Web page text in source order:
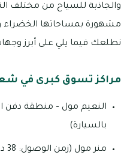
والجاذبة للسياح من مختلف
مشهورة بمساحاتها الخضراء
نطلعك فيما يلي على أبرز
مراكز تسوق كبرى في
بالسيارة)
منر مول (زمن الوصول: 38 دقيقة بالسيارة)